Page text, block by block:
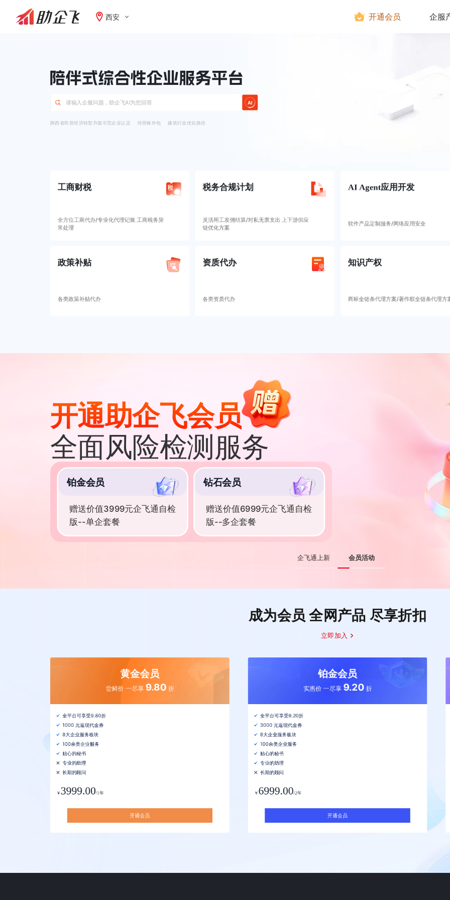
西安 开通会员 企服
AI
陕西省民营经济转型升级示范企业认定 经营账外包 建筑行业优化路径
工商财税
全方位工商代办/专业化代理记账 工商税务异
常处理
税务合规计划
灵活用工发佣结算/对私无票支出 上下游供应
链优化方案
AI Agent应用开发
软件产品定制服务/网络应用安全
政策补贴
各类政策补贴代办
资质代办
各类资质代办
知识产权
商标全链条代理方案/著作权全链条代理方
开通助企飞会员
全面风险检测服务
铂金会员
赠送价值3999元企飞通自检
版--单企套餐
钻石会员
赠送价值6999元企飞通自检
版--多企套餐
企飞通上新 会员活动
成为会员 全网产品 尽享折扣
立即加入
黄金会员
尝鲜价 一尽享 9.80 折
全平台可享受9.80折
1000 元返现代金券
8大企业服务板块
100余类企业服务
贴心的秘书
专业的助理
长期的顾问
￥3999.00/1年
开通会员
铂金会员
实惠价 一尽享 9.20 折
全平台可享受9.20折
3000 元返现代金券
8大企业服务板块
100余类企业服务
贴心的秘书
专业的助理
长期的顾问
￥6999.00/2年
开通会员